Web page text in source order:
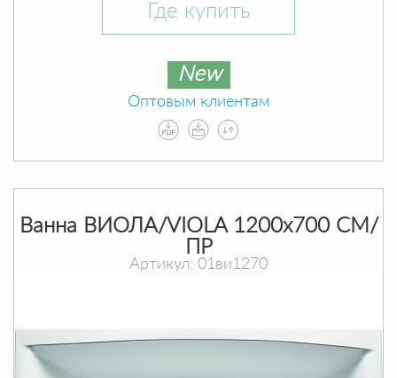
Где купить
New
Оптовым клиентам
Ванна ВИОЛА/VIOLA 1200х700 СМ/
ПР
Артикул: 01ви1270